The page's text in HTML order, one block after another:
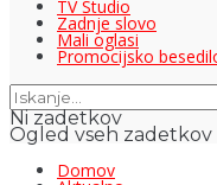
TV Studio
Zadnje slovo
Mali oglasi
Promocijsko
Ni zadetkov
Ogled vseh zadetkov
Domov